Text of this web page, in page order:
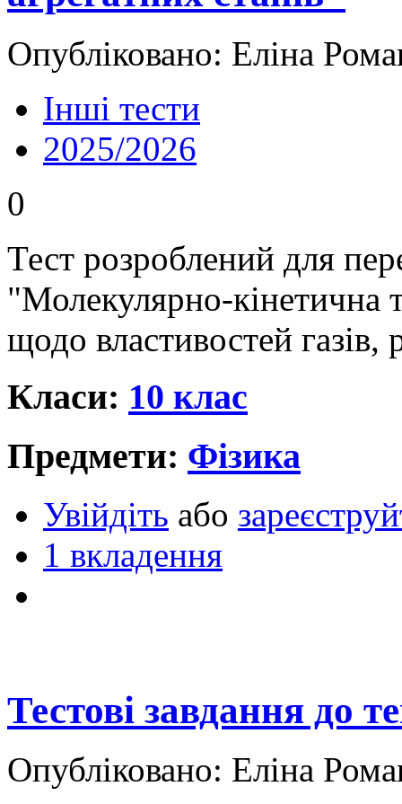
Опубліковано: Еліна
Інші тести
2025/2026
0
Тест розроблений для
"Молекулярно-кінетична
щодо властивостей газів,
Класи: 10 клас
Предмети: Фізика
Увійдіть або
1 вкладення
Тестові завдання до
Опубліковано: Еліна